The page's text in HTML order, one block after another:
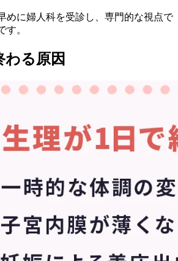
めに婦人科を受診し、専門的な視点で
す。
わる原因